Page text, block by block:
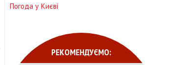
Погода у Києві
РЕКОМЕНДУЄМО: